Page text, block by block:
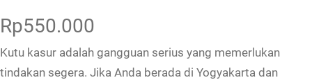
Rp550.000
Kutu kasur adalah gangguan serius yang memerlukan
tindakan segera. Jika Anda berada di Yogyakarta dan